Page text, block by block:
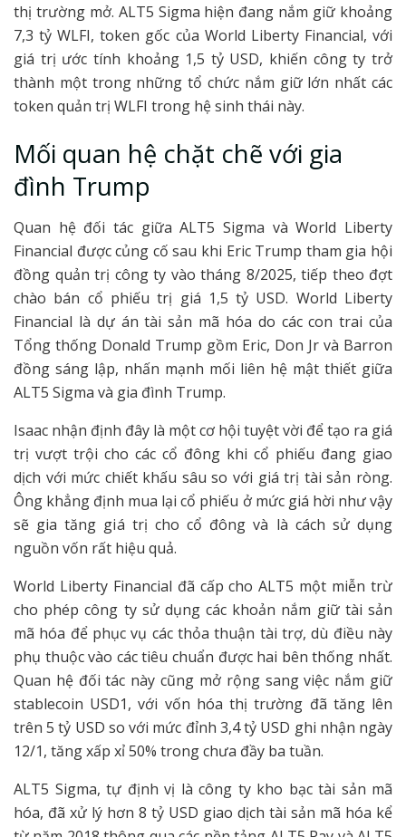
thị trường mở. ALT5 Sigma hiện đang nắm giữ khoảng
7,3 tỷ WLFI, token gốc của World Liberty Financial, với
giá trị ước tính khoảng 1,5 tỷ USD, khiến công ty trở
thành một trong những tổ chức nắm giữ lớn nhất các
token quản trị WLFI trong hệ sinh thái này.
Mối quan hệ chặt chẽ với gia
đình Trump
Quan hệ đối tác giữa ALT5 Sigma và World Liberty
Financial được củng cố sau khi Eric Trump tham gia hội
đồng quản trị công ty vào tháng 8/2025, tiếp theo đợt
chào bán cổ phiếu trị giá 1,5 tỷ USD. World Liberty
Financial là dự án tài sản mã hóa do các con trai của
Tổng thống Donald Trump gồm Eric, Don Jr và Barron
đồng sáng lập, nhấn mạnh mối liên hệ mật thiết giữa
ALT5 Sigma và gia đình Trump.
Isaac nhận định đây là một cơ hội tuyệt vời để tạo ra giá
trị vượt trội cho các cổ đông khi cổ phiếu đang giao
dịch với mức chiết khấu sâu so với giá trị tài sản ròng.
Ông khẳng định mua lại cổ phiếu ở mức giá hời như vậy
sẽ gia tăng giá trị cho cổ đông và là cách sử dụng
nguồn vốn rất hiệu quả.
World Liberty Financial đã cấp cho ALT5 một miễn trừ
cho phép công ty sử dụng các khoản nắm giữ tài sản
mã hóa để phục vụ các thỏa thuận tài trợ, dù điều này
phụ thuộc vào các tiêu chuẩn được hai bên thống nhất.
Quan hệ đối tác này cũng mở rộng sang việc nắm giữ
stablecoin USD1, với vốn hóa thị trường đã tăng lên
trên 5 tỷ USD so với mức đỉnh 3,4 tỷ USD ghi nhận ngày
12/1, tăng xấp xỉ 50% trong chưa đầy ba tuần.
ALT5 Sigma, tự định vị là công ty kho bạc tài sản mã
hóa, đã xử lý hơn 8 tỷ USD giao dịch tài sản mã hóa kể